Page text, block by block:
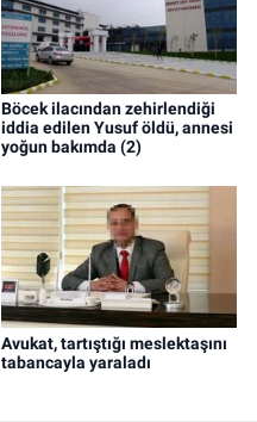
Böcek ilacından zehirlendiği
iddia edilen Yusuf öldü, annesi
yoğun bakımda (2)
Avukat, tartıştığı meslektaşını
tabancayla yaraladı